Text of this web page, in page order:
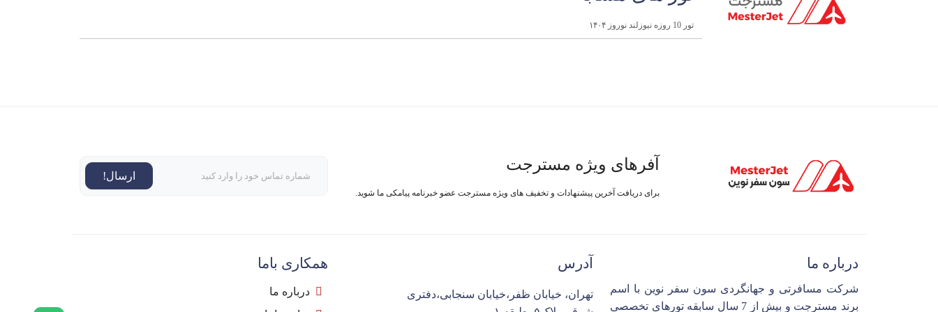
تور 10 روزه نیوزلند نوروز ۱۴۰۴
آفرهای ویژه مسترجت
برای دریافت آخرین پیشنهادات و تخفیف های ویژه مسترجت عضو خبرنامه پیامکی ما شوید.
ارسال!
درباره ما
شرکت مسافرتی و جهانگردی سون سفر نوین با اسم
برند مسترجت و بیش از 7 سال سابقه تورهای تخصصی
آدرس
تهران، خیابان ظفر،خیابان سنجابی،دفتری
همکاری باما
درباره ما